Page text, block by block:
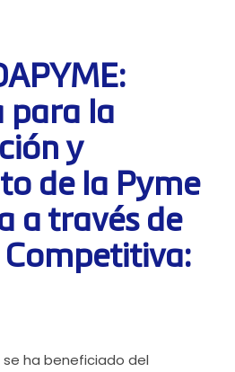
para la
y
de la Pyme
a través de
se ha beneficiado del